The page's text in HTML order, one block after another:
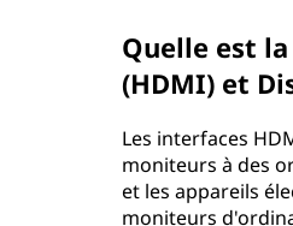
Quelle est
(HDMI) et
Les interfaces
moniteurs à des
et les appareils
moniteurs